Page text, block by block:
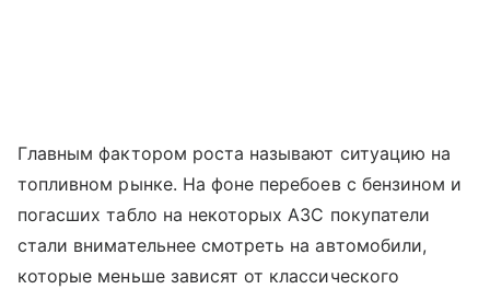
Главным фактором роста называют ситуацию на
топливном рынке. На фоне перебоев с бензином и
погасших табло на некоторых АЗС покупатели
стали внимательнее смотреть на автомобили,
которые меньше зависят от классического